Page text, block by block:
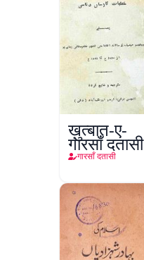
ख़ुत्बात-ए-
गारसाँ दतासी
गारसाँ दतासी